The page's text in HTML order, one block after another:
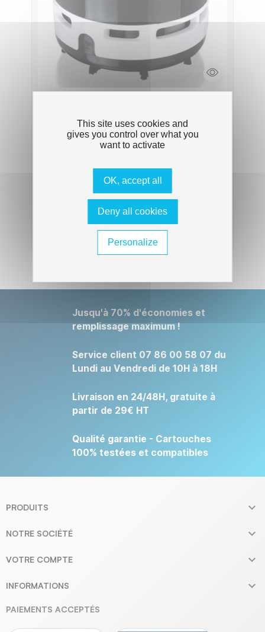
En stock - Livraison sous 24/48h
44,19 € HT
Ajouter au panier
Jusqu'à 70% d'économies et
remplissage maximum !
Service client 07 86 00 58 07 du
Lundi au Vendredi de 10H à 18H
Livraison en 24/48H, gratuite à
partir de 29€ HT
Qualité garantie - Cartouches
100% testées et compatibles
PRODUITS 
NOTRE SOCIÉTÉ 
VOTRE COMPTE 
INFORMATIONS 
PAIEMENTS ACCEPTÉS
This site uses cookies and
gives you control over what you
want to activate
OK, accept all
Deny all cookies
Personalize